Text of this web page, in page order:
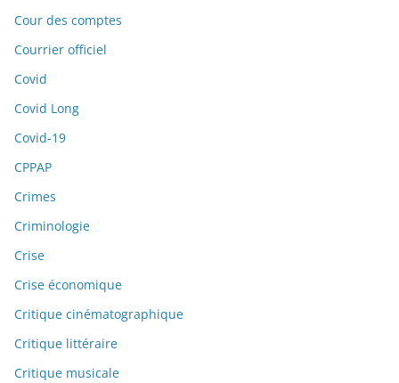
Cour des comptes
Courrier officiel
Covid
Covid Long
Covid-19
CPPAP
Crimes
Criminologie
Crise
Crise économique
Critique cinématographique
Critique littéraire
Critique musicale